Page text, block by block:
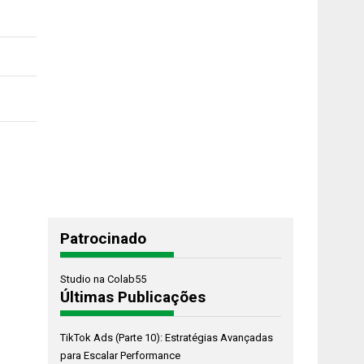
Patrocinado
Studio na Colab55
Últimas Publicações
TikTok Ads (Parte 10): Estratégias Avançadas
para Escalar Performance